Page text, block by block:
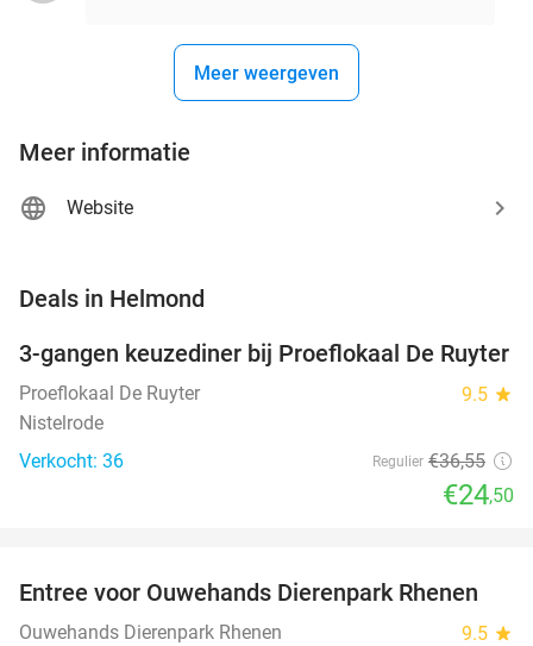
Meer weergeven
Meer informatie
Website
Deals in Helmond
33%
NEW
TODAY
3-gangen keuzediner bij Proeflokaal De Ruyter
Proeflokaal De Ruyter 9.5 star
Nistelrode
Verkocht: 36
Regulier €36,55
€24,50
19%
TODAY
Entree voor Ouwehands Dierenpark Rhenen
Ouwehands Dierenpark Rhenen 9.5 star